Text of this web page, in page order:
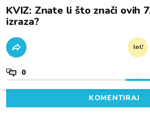
KVIZ: Znate li što znači ovih
izraza?
lol!
0
KOMENTIRAJ